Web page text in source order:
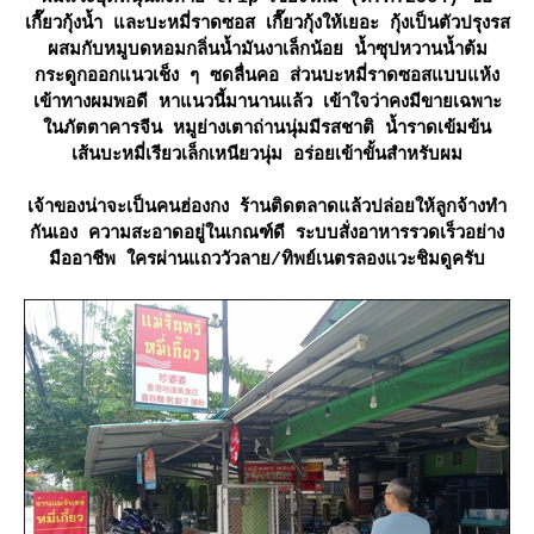
เกี๊ยวกุ้งน้ำ และบะหมี่ราดซอส เกี๊ยวกุ้งให้เยอะ กุ้งเป็นตัวปรุงรส
ผสมกับหมูบดหอมกลิ่นน้ำมันงาเล็กน้อย น้ำซุปหวานน้ำต้ม
กระดูกออกแนวเช็ง ๆ ซดลื่นคอ ส่วนบะหมี่ราดซอสแบบแห้ง
เข้าทางผมพอดี หาแนวนี้มานานแล้ว เข้าใจว่าคงมีขายเฉพาะ
นภัตตาคารจีน หมูย่างเตาถ่านนุ่มมีรสชาติ น้ำราดเข้มข้น
เส้นบะหมี่เรียวเล็กเหนียวนุ่ม อร่อยเข้าขั้นสำหรับผม
เจ้าของน่าจะเป็นคนฮ่องกง ร้านติดตลาดแล้วปล่อยให้ลูกจ้างทำ
กันเอง ความสะอาดอยู่ในเกณฑ์ดี ระบบสั่งอาหารรวดเร็วอย่าง
มืออาชีพ ใครผ่านแถววัวลาย/ทิพย์เนตรลองแวะชิมดูครับ